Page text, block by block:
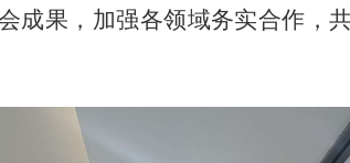
成果，加强各领域务实合作，